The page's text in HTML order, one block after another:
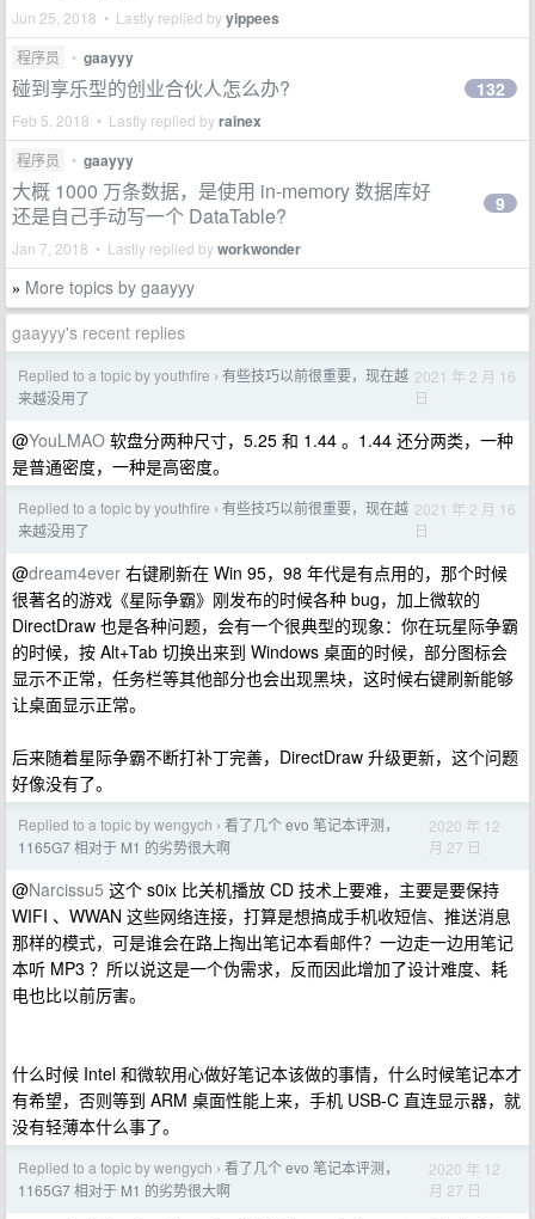
Jun 25, 2018 • Lastly replied byyippees
程序员 • gaayyy
碰到享乐型的创业合伙人怎么办?
Feb 5, 2018 • Lastly replied byrainex
132
程序员 • gaayyy
大概 1000 万条数据，是使用 in-memory 数据库好
还是自己手动写一个 DataTable?
Jan 7, 2018 • Lastly replied byworkwonder
9
» More topics by gaayyy
gaayyy's recent replies
Replied to a topic by youthfire › 有些技巧以前很重要，现在越
来越没用了
2021 年 2 月 16
日
@YouLMAO 软盘分两种尺寸，5.25 和 1.44 。1.44 还分两类，一种
是普通密度，一种是高密度。
Replied to a topic by youthfire › 有些技巧以前很重要，现在越
来越没用了
2021 年 2 月 16
日
@dream4ever 右键刷新在 Win 95，98 年代是有点用的，那个时候
很著名的游戏《星际争霸》刚发布的时候各种 bug，加上微软的
DirectDraw 也是各种问题，会有一个很典型的现象：你在玩星际争霸
的时候，按 Alt+Tab 切换出来到 Windows 桌面的时候，部分图标会
显示不正常，任务栏等其他部分也会出现黑块，这时候右键刷新能够
让桌面显示正常。
后来随着星际争霸不断打补丁完善，DirectDraw 升级更新，这个问题
好像没有了。
Replied to a topic by wengych › 看了几个 evo 笔记本评测，
1165G7 相对于 M1 的劣势很大啊
2020 年 12
月 27 日
@Narcissu5 这个 s0ix 比关机播放 CD 技术上要难，主要是要保持
WIFI 、WWAN 这些网络连接，打算是想搞成手机收短信、推送消息
那样的模式，可是谁会在路上掏出笔记本看邮件？一边走一边用笔记
本听 MP3 ？所以说这是一个伪需求，反而因此增加了设计难度、耗
电也比以前厉害。
什么时候 Intel 和微软用心做好笔记本该做的事情，什么时候笔记本才
有希望，否则等到 ARM 桌面性能上来，手机 USB-C 直连显示器，就
没有轻薄本什么事了。
Replied to a topic by wengych › 看了几个 evo 笔记本评测，
1165G7 相对于 M1 的劣势很大啊
2020 年 12
月 27 日